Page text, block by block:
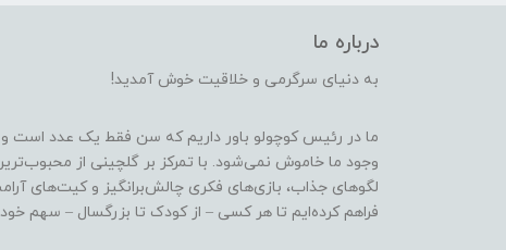
درباره ما
به دنیای سرگرمی و خلاقیت خوش آمدید!
ما در رئیس کوچولو باور داریم که سن فقط یک عدد است
وجود ما خاموش نمی‌شود. با تمرکز بر گلچینی از
لگوهای جذاب، بازی‌های فکری چالش‌برانگیز و کیت‌های
فراهم کرده‌ایم تا هر کسی – از کودک تا بزرگسال – سهم